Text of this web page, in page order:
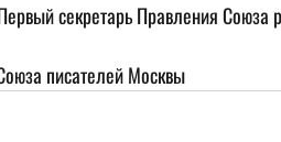
секретарь Правления Союза
писателей Москвы